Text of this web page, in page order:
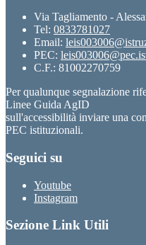
Via Tagliamento -
Tel: 0833781027
Email:
PEC:
C.F.: 81002270759
Per qualunque segnalazione
Linee Guida AgID
sull'accessibilità inviare una
PEC istituzionali.
Seguici su
Youtube
Instagram
Sezione Link Utili